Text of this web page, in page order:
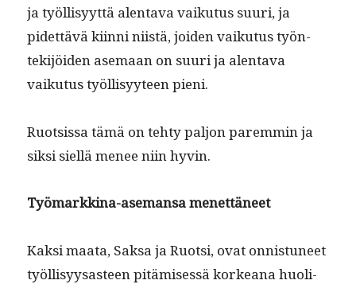
ja työl­lisyyt­tä alen­ta­va vaiku­tus suuri, ja
pidet­tävä kiin­ni niistä, joiden vaiku­tus työn­
tek­i­jöi­den ase­maan on suuri ja alen­ta­va
vaiku­tus työl­lisyy­teen pieni.
Ruot­sis­sa tämä on tehty paljon parem­min ja
sik­si siel­lä menee niin hyvin.
Työ­markki­na-ase­mansa menettäneet
Kak­si maa­ta, Sak­sa ja Ruot­si, ovat onnis­tuneet
työl­lisyysas­teen pitämisessä korkeana huoli­